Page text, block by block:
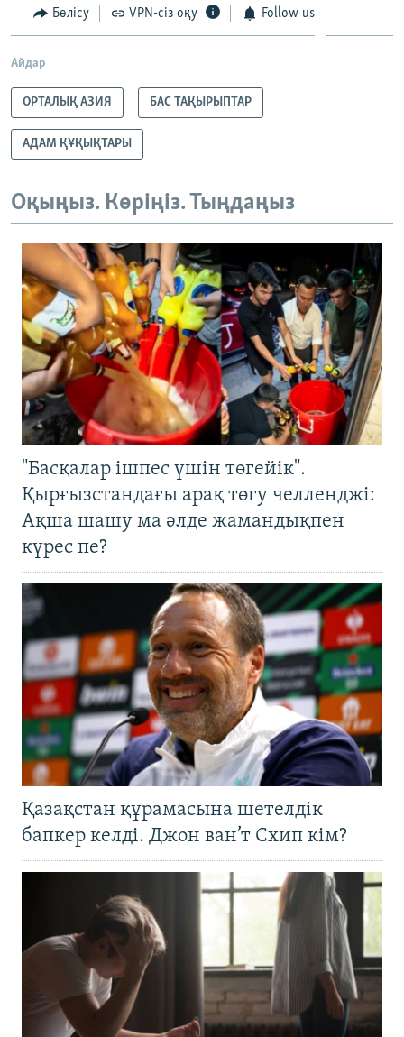
Бөлісу VPN-сіз оқу Follow us
Айдар
ОРТАЛЫҚ АЗИЯ БАС ТАҚЫРЫПТАР
АДАМ ҚҰҚЫҚТАРЫ
Оқыңыз. Көріңіз. Тыңдаңыз
"Басқалар ішпес үшін төгейік".
Қырғызстандағы арақ төгу челленджі:
Ақша шашу ма әлде жамандықпен
күрес пе?
Қазақстан құрамасына шетелдік
бапкер келді. Джон ван’т Схип кім?